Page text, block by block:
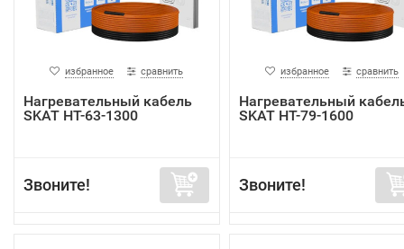
избранное сравнить
Нагревательный кабель
SKAT HT-63-1300
Звоните!
избранное сравнить
Нагревательный
SKAT HT-79-1600
Звоните!